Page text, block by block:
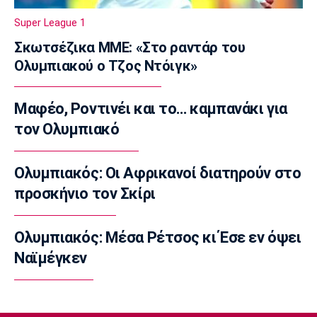
Μηχανή της ΔΙΑΣ συγκρούστηκε με ΙΧ - Δύο
αστυνομικοί τραυματίες
07:35
Αυτοκίνητο
Οι τιμές του Renault Clio
07:20
Επικαιρότητα
Καιρός: Υψηλές θερμοκρασίες σε όλη τη
07:05
Γ Εθνική
Επανεκκίνηση στην Ηλιούπολη
23:57
Champions League
Μαφέο, Ροντινέι και το… καμπανάκι για τον
23:45
Super League 1
Σκωτσέζικα ΜΜΕ: «Στο ραντάρ του
Ολυμπιακού ο Τζος Ντόιγκ»
Μαφέο, Ροντινέι και το… καμπανάκι για
τον Ολυμπιακό
Ολυμπιακός: Οι Αφρικανοί διατηρούν στο
προσκήνιο τον Σκίρι
Ολυμπιακός: Μέσα Ρέτσος κι Έσε εν όψει
Ναϊμέγκεν